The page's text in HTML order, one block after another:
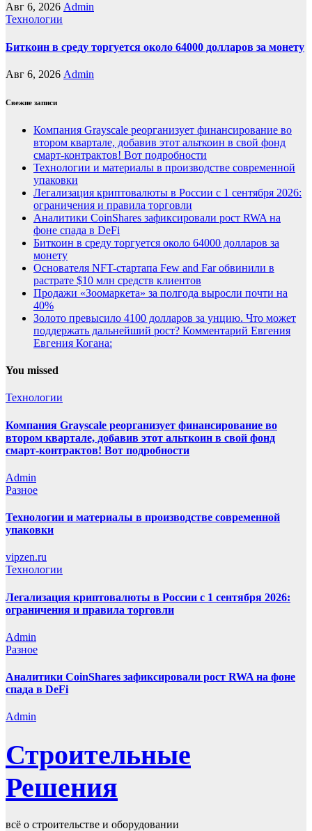
Авг 6, 2026 Admin
Технологии
Биткоин в среду торгуется около 64000 долларов за монету
Авг 6, 2026 Admin
Свежие записи
Компания Grayscale реорганизует финансирование во
втором квартале, добавив этот альткоин в свой фонд
смарт-контрактов! Вот подробности
Технологии и материалы в производстве современной
упаковки
Легализация криптовалюты в России с 1 сентября 2026:
ограничения и правила торговли
Аналитики CoinShares зафиксировали рост RWA на
фоне спада в DeFi
Биткоин в среду торгуется около 64000 долларов за
монету
Основателя NFT-стартапа Few and Far обвинили в
растрате $10 млн средств клиентов
Продажи «Зоомаркета» за полгода выросли почти на
40%
Золото превысило 4100 долларов за унцию. Что может
поддержать дальнейший рост? Комментарий Евгения
Евгения Когана:
You missed
Технологии
Компания Grayscale реорганизует финансирование во
втором квартале, добавив этот альткоин в свой фонд
смарт-контрактов! Вот подробности
Admin
Разное
Технологии и материалы в производстве современной
упаковки
vipzen.ru
Технологии
Легализация криптовалюты в России с 1 сентября 2026:
ограничения и правила торговли
Admin
Разное
Аналитики CoinShares зафиксировали рост RWA на фоне
спада в DeFi
Admin
Строительные
Решения
всё о строительстве и оборудовании